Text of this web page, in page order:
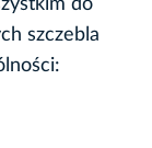
do
szczebla